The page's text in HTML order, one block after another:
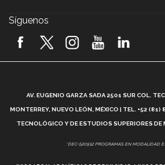
2026! (video)
¿Cómo es el Modelo
Vida Tec: Feminismo e
Síguenos
AV. EUGENIO GARZA SADA 2501 SUR COL.
MONTERREY, NUEVO LEÓN, MÉXICO | TEL. +52
TECNOLÓGICO Y DE ESTUDIOS SUPERIORES DE
*DEC-520912 PROGRAMAS EN MODALIDAD